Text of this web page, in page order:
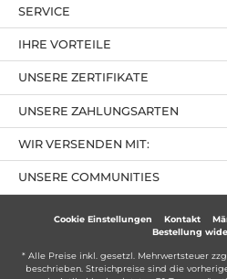
IHRE VORTEILE
UNSERE ZAHLUNGSARTEN
UNSERE ZERTIFIKATE
SERVICE
UNSERE COMMUNITIES
WIR VERSENDEN MIT:
Cookie Einstellungen Kontakt
Bestellung
* Alle Preise inkl. gesetzl. Mehrwertsteuer
beschrieben. Streichpreise sind die